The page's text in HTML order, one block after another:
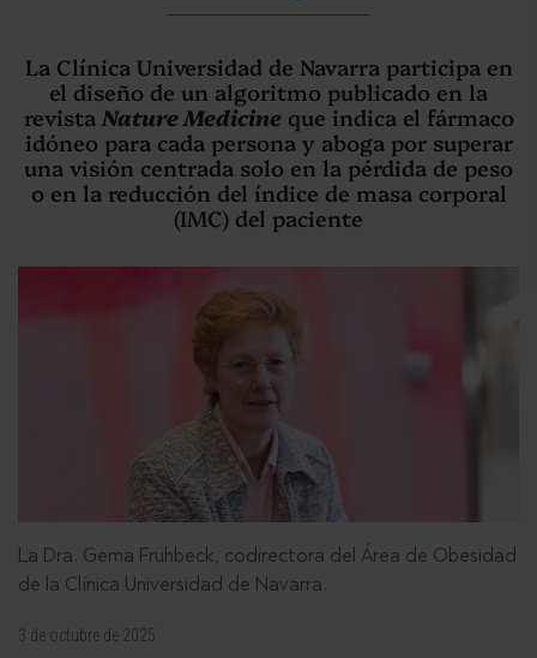
La Clínica Universidad de Navarra participa en
el diseño de un algoritmo publicado en la
revistaNature Medicineque indica el fármaco
idóneo para cada persona y aboga por superar
una visión centrada solo en la pérdida de peso
o en la reducción del índice de masa corporal
(IMC) del paciente
La Dra. Gema Frühbeck, codirectora del Área de Obesidad
de la Clínica Universidad de Navarra.
3 de octubre de 2025